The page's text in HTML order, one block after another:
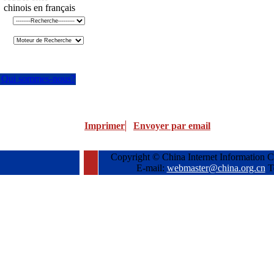
chinois en français
Qui sommes-nous?
Imprimer Envoyer par email
Copyright © China Internet Information
E-mail: webmaster@china.org.cn